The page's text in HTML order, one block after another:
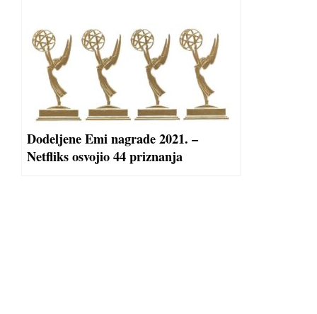
Dodeljene Emi nagrade 2021. –
Netfliks osvojio 44 priznanja